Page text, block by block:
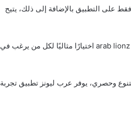
على التطبيق بالإضافة إلى ذلك، يتيح
من المميزات الأخرى لتطبيق عرب ليونز، توفر النصوص الترجمة بعدة لغات وإمكانية تعديل جودة الفيديو وحجم الشاشة لذا، يعد تطبيق arab lionz اختيارًا مثاليًا لكل من يرغب في
وحصري، يوفر عرب ليونز تطبيق تجربة